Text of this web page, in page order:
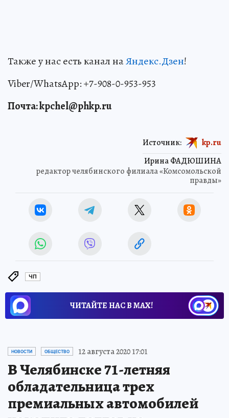
Также у нас есть канал наЯндекс.Дзен!
Viber/WhatsApp: +7-908-0-953-953
Почта: kpchel@phkp.ru
Ирина ФАДЮШИНА
редактор челябинского филиала «Комсомольской
правды»
Источник: kp.ru
ЧП
ЧИТАЙТЕ НАС В МАХ!
НОВОСТИ ОБЩЕСТВО 12 августа 2020 17:01
В Челябинске 71-летняя
обладательница трех
премиальных автомобилей